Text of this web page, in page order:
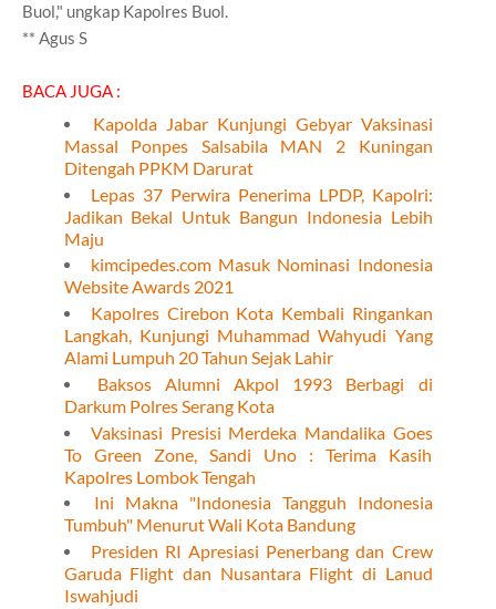
Buol," ungkap Kapolres Buol.
** Agus S
BACA JUGA :
Kapolda Jabar Kunjungi Gebyar Vaksinasi
Massal Ponpes Salsabila MAN 2 Kuningan
Ditengah PPKM Darurat
Lepas 37 Perwira Penerima LPDP, Kapolri:
Jadikan Bekal Untuk Bangun Indonesia Lebih
Maju
kimcipedes.com Masuk Nominasi Indonesia
Website Awards 2021
Kapolres Cirebon Kota Kembali Ringankan
Langkah, Kunjungi Muhammad Wahyudi Yang
Alami Lumpuh 20 Tahun Sejak Lahir
Baksos Alumni Akpol 1993 Berbagi di
Darkum Polres Serang Kota
Vaksinasi Presisi Merdeka Mandalika Goes
To Green Zone, Sandi Uno : Terima Kasih
Kapolres Lombok Tengah
Ini Makna "Indonesia Tangguh Indonesia
Tumbuh" Menurut Wali Kota Bandung
Presiden RI Apresiasi Penerbang dan Crew
Garuda Flight dan Nusantara Flight di Lanud
Iswahjudi